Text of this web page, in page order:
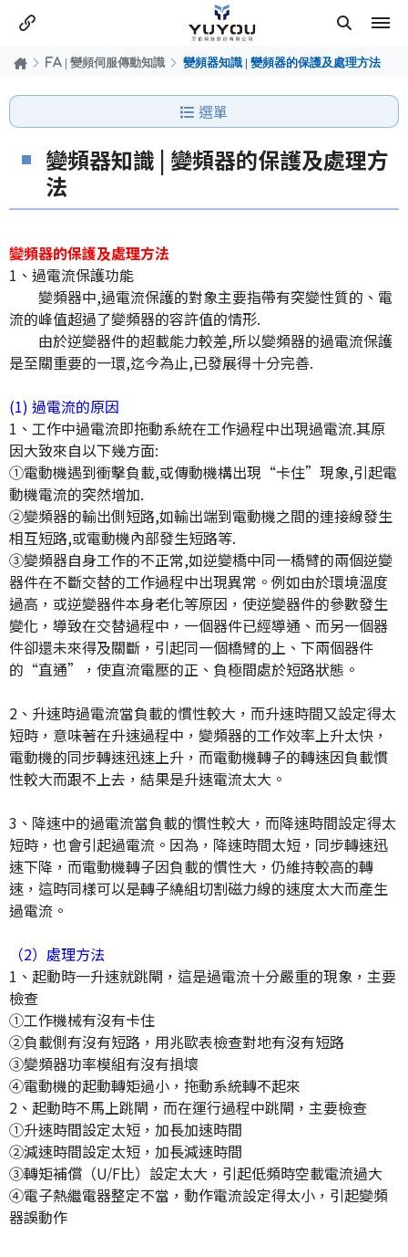
FA | 變頻伺服傳動知識 變頻器知識 | 變頻器的保護及處理方法
選單
變頻器知識 | 變頻器的保護及處理方
法
變頻器的保護及處理方法
1、過電流保護功能
變頻器中,過電流保護的對象主要指帶有突變性質的、電
流的峰值超過了變頻器的容許值的情形.
由於逆變器件的超載能力較差,所以變頻器的過電流保護
是至關重要的一環,迄今為止,已發展得十分完善.
(1) 過電流的原因
1、工作中過電流即拖動系統在工作過程中出現過電流.其原
因大致來自以下幾方面:
①電動機遇到衝擊負載,或傳動機構出現“卡住”現象,引起電
動機電流的突然增加.
②變頻器的輸出側短路,如輸出端到電動機之間的連接線發生
相互短路,或電動機內部發生短路等.
③變頻器自身工作的不正常,如逆變橋中同一橋臂的兩個逆變
器件在不斷交替的工作過程中出現異常。例如由於環境溫度
過高，或逆變器件本身老化等原因，使逆變器件的參數發生
變化，導致在交替過程中，一個器件已經導通、而另一個器
件卻還未來得及關斷，引起同一個橋臂的上、下兩個器件
的“直通”，使直流電壓的正、負極間處於短路狀態。
2、升速時過電流當負載的慣性較大，而升速時間又設定得太
短時，意味著在升速過程中，變頻器的工作效率上升太快，
電動機的同步轉速迅速上升，而電動機轉子的轉速因負載慣
性較大而跟不上去，結果是升速電流太大。
3、降速中的過電流當負載的慣性較大，而降速時間設定得太
短時，也會引起過電流。因為，降速時間太短，同步轉速迅
速下降，而電動機轉子因負載的慣性大，仍維持較高的轉
速，這時同樣可以是轉子繞組切割磁力線的速度太大而產生
過電流。
（2）處理方法
1、起動時一升速就跳閘，這是過電流十分嚴重的現象，主要
檢查
①工作機械有沒有卡住
②負載側有沒有短路，用兆歐表檢查對地有沒有短路
③變頻器功率模組有沒有損壞
④電動機的起動轉矩過小，拖動系統轉不起來
2、起動時不馬上跳閘，而在運行過程中跳閘，主要檢查
①升速時間設定太短，加長加速時間
②減速時間設定太短，加長減速時間
③轉矩補償（U/F比）設定太大，引起低頻時空載電流過大
④電子熱繼電器整定不當，動作電流設定得太小，引起變頻
器誤動作